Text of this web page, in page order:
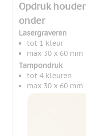
Opdruk houder
onder
Lasergraveren
tot 1 kleur
max 30 x 60 mm
Tampondruk
tot 4 kleuren
max 30 x 60 mm